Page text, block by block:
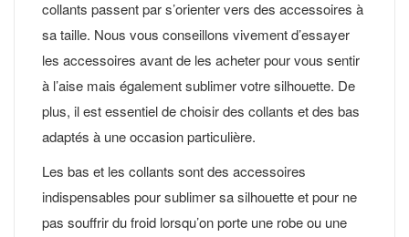
collants passent par s’orienter vers des accessoires à
sa taille. Nous vous conseillons vivement d’essayer
les accessoires avant de les acheter pour vous sentir
à l’aise mais également sublimer votre silhouette. De
plus, il est essentiel de choisir des collants et des bas
adaptés à une occasion particulière.
Les bas et les collants sont des accessoires
indispensables pour sublimer sa silhouette et pour ne
pas souffrir du froid lorsqu’on porte une robe ou une